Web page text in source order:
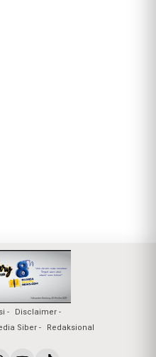
Disclaimer
Siber
Redaksional